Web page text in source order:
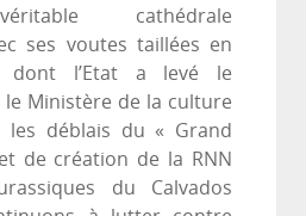
cathédrale
ses voutes taillées en
dont l’Etat a levé le
le Ministère de la culture
déblais du « Grand
de création de la RNN
du Calvados